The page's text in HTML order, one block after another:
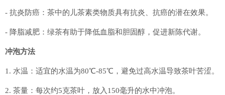
- 抗炎防癌：茶中的儿茶素类物质具有抗炎、抗癌的潜在效果。
- 降脂减肥：绿茶有助于降低血脂和胆固醇，促进新陈代谢。
冲泡方法
1. 水温：适宜的水温为80℃-85℃，避免过高水温导致茶叶苦涩。
2. 茶量：每次约5克茶叶，放入150毫升的水中冲泡。